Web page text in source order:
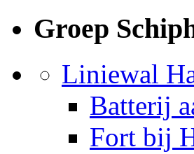
Groep
Liniewal
Batterij
Fort bij